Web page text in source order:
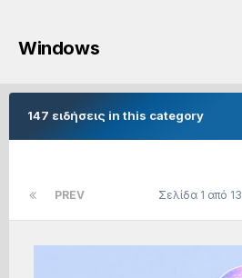
Windows
147 ειδήσεις in this category
PREV Σελίδα 1 από 13